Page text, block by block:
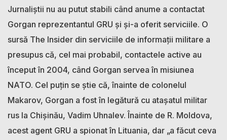
Jurnaliștii nu au putut stabili când anume a contactat
Gorgan reprezentantul GRU și și-a oferit serviciile. O
sursă The Insider din serviciile de informații militare a
presupus că, cel mai probabil, contactele active au
început în 2004, când Gorgan servea în misiunea
NATO. Cel puțin se știe că, înainte de colonelul
Makarov, Gorgan a fost în legătură cu atașatul militar
rus la Chișinău, Vadim Uhnalev. Înainte de R. Moldova,
acest agent GRU a spionat în Lituania, dar „a făcut ceva